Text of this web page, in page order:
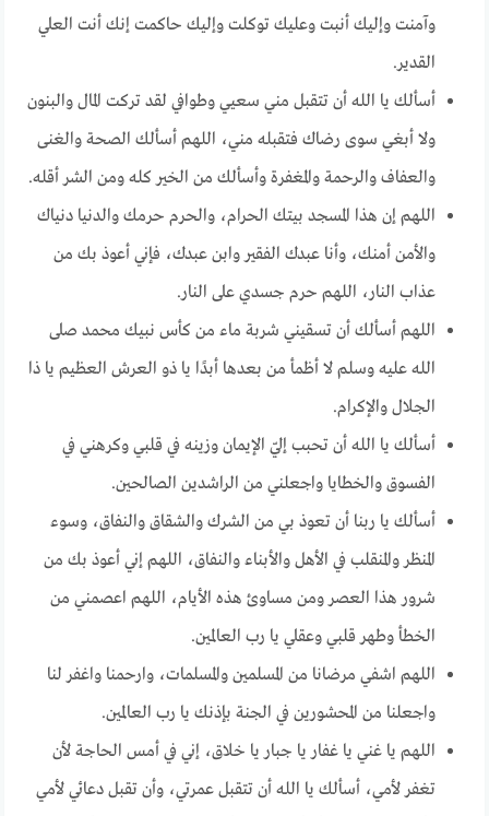
وآمنت وإليك أنبت وعليك توكلت وإليك حاكمت إنك أنت العلي
القدير.
أسألك يا الله أن تتقبل مني سعيي وطوافي لقد تركت المال والبنون
ولا أبغي سوى رضاك فتقبله مني، اللهم أسألك الصحة والغنى
والعفاف والرحمة والمغفرة وأسألك من الخير كله ومن الشر أقله.
اللهم إن هذا المسجد بيتك الحرام، والحرم حرمك والدنيا دنياك
والأمن أمنك، وأنا عبدك الفقير وابن عبدك، فإني أعوذ بك من
عذاب النار، اللهم حرم جسدي على النار.
اللهم أسألك أن تسقيني شربة ماء من كأس نبيك محمد صلى
الله عليه وسلم لا أظمأ من بعدها أبدًا يا ذو العرش العظيم يا ذا
الجلال والإكرام.
أسألك يا الله أن تحبب إليّ الإيمان وزينه في قلبي وكرهني في
الفسوق والخطايا واجعلني من الراشدين الصالحين.
أسألك يا ربنا أن تعوذ بي من الشرك والشقاق والنفاق، وسوء
المنظر والمنقلب في الأهل والأبناء والنفاق، اللهم إني أعوذ بك من
شرور هذا العصر ومن مساوئ هذه الأيام، اللهم اعصمني من
الخطأ وطهر قلبي وعقلي يا رب العالمين.
اللهم اشفي مرضانا من المسلمين والمسلمات، وارحمنا واغفر لنا
واجعلنا من المحشورين في الجنة بإذنك يا رب العالمين.
اللهم يا غني يا غفار يا جبار يا خلاق، إني في أمس الحاجة لأن
تغفر لأمي، أسألك يا الله أن تتقبل عمرتي، وأن تقبل دعائي لأمي